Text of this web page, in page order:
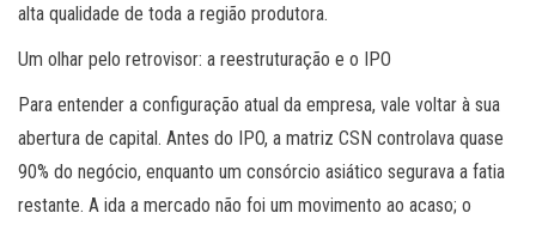
alta qualidade de toda a região produtora.
Um olhar pelo retrovisor: a reestruturação e o IPO
Para entender a configuração atual da empresa, vale voltar à sua
abertura de capital. Antes do IPO, a matriz CSN controlava quase
90% do negócio, enquanto um consórcio asiático segurava a fatia
restante. A ida a mercado não foi um movimento ao acaso; o